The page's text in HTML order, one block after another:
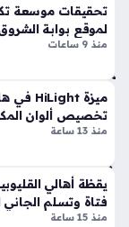
الو
طن
منذ
4
سا
عا
ت
هم
لا
ست
خر
اج
شر
ائح
ف
مج
هول
لاقتحام صدارة
للكشف الرسمي عنه
تحقيقات موسعة
لموقع بوابة
منذ 9 ساعات
تخصيص ألوان
منذ 13 ساعة
يقظة أهالي
فتاة وتسلم
منذ 15 ساعة